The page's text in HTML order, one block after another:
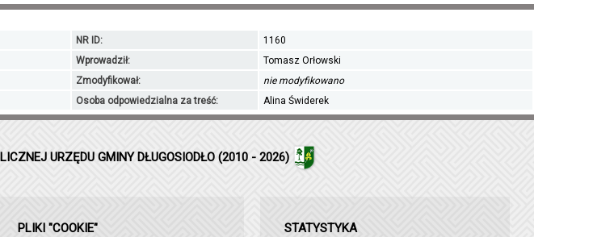
NR ID:
1160
Wprowadził:
Tomasz Orłowski
Zmodyfikował:
nie modyfikowano
Osoba odpowiedzialna za treść: Alina Świderek
URZĘDU GMINY DŁUGOSIODŁO (2010 - 2026)
PLIKI "COOKIE"
STATYSTYKA